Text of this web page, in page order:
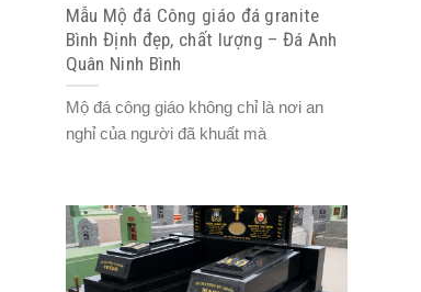
Mẫu Mộ đá Công giáo đá granite
Bình Định đẹp, chất lượng – Đá Anh
Quân Ninh Bình
Mộ đá công giáo không chỉ là nơi an
nghỉ của người đã khuất mà